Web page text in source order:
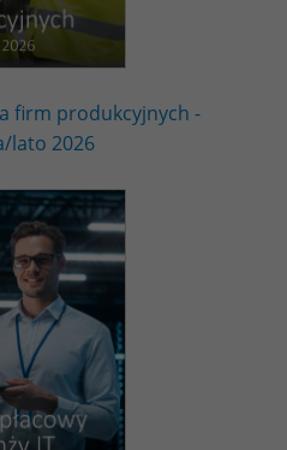
firm produkcyjnych -
lato 2026